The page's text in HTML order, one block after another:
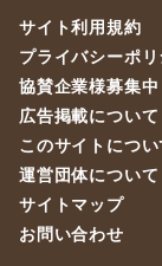
サイト利用規約
プライバシーポリ
協賛企業様募集中
広告掲載について
このサイトについ
運営団体について
サイトマップ
お問い合わせ